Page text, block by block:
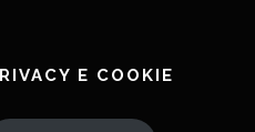
E COOKIE